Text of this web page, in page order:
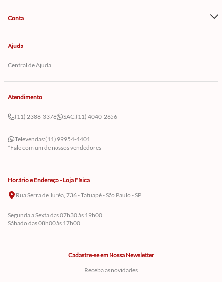
Conta
Ajuda
Central de Ajuda
Atendimento
(11) 2388-3378 SAC:(11) 4040-2656
Televendas:(11) 99954-4401
*Fale com um de nossos vendedores
Horário e Endereço - Loja Física
Rua Serra de Juréa, 736 - Tatuapé - São Paulo - SP
Segunda a Sexta das 07h30 às 19h00
Sábado das 08h00 às 17h00
Cadastre-se em Nossa Newsletter
Receba as novidades